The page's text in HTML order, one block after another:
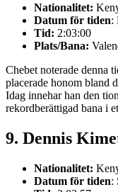
Nationalitet:
Datum för tiden:
Tid: 2:03:00
Plats/Bana:
Chebet noterade denna
placerade honom bland
Idag innehar han den
rekordberättigad bana i
9. Dennis
Nationalitet:
Datum för tiden: